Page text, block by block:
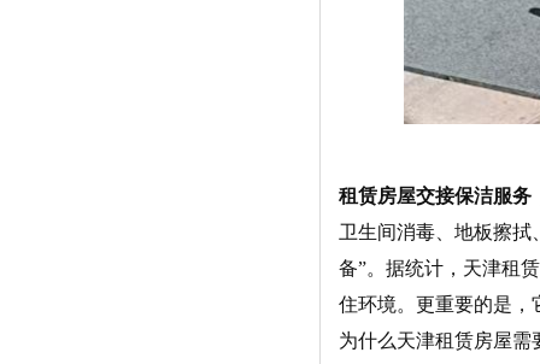
租赁房屋交接保洁服务
卫生间消毒、地板擦拭
备”。据统计，天津租
住环境。更重要的是，
为什么天津租赁房屋需